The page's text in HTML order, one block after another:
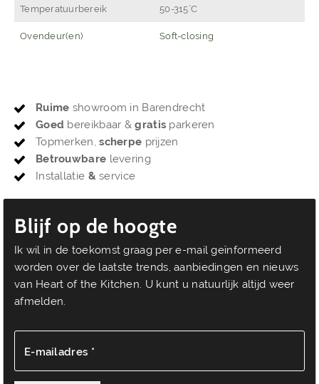
Temperatuurbereik 50-315˚C
Ovendeur(en) Soft-closing
Ruime showroom in Barendrecht
Goed bereikbaar &gratis parkeren
Topmerken,scherpe prijzen
Betrouwbare levering
Installatie & service
Blijf op de hoogte
Ik wil in de toekomst graag per e-mail geïnformeerd
worden over de laatste trends, aanbiedingen en nieuws
van Heart of the Kitchen. U kunt u natuurlijk altijd weer
afmelden.
E-mailadres *